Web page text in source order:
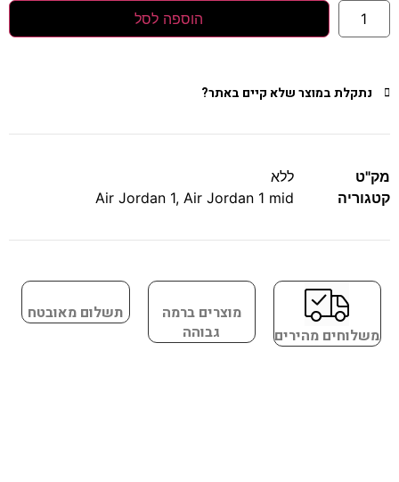
הוספה לסל
נתקלת במוצר שלא קיים באתר?
מק"ט
ללא
קטגוריה
Air Jordan 1, Air Jordan 1 mid
משלוחים מהירים
מוצרים ברמה
גבוהה
תשלום מאובטח